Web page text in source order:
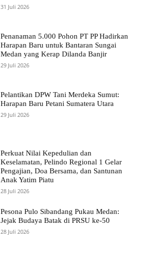
31 Juli 2026
Penanaman 5.000 Pohon PT PP Hadirkan
Harapan Baru untuk Bantaran Sungai
Medan yang Kerap Dilanda Banjir
29 Juli 2026
Pelantikan DPW Tani Merdeka Sumut:
Harapan Baru Petani Sumatera Utara
29 Juli 2026
Perkuat Nilai Kepedulian dan
Keselamatan, Pelindo Regional 1 Gelar
Pengajian, Doa Bersama, dan Santunan
Anak Yatim Piatu
28 Juli 2026
Pesona Pulo Sibandang Pukau Medan:
Jejak Budaya Batak di PRSU ke-50
28 Juli 2026